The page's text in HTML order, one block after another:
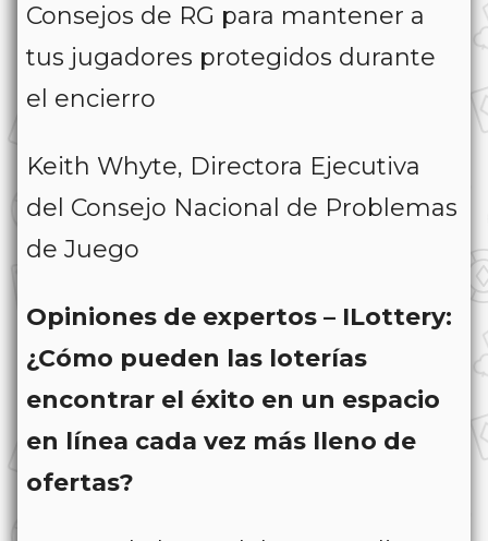
Consejos de RG para mantener a
tus jugadores protegidos durante
el encierro
Keith Whyte, Directora Ejecutiva
del Consejo Nacional de Problemas
de Juego
Opiniones de expertos – ILottery:
¿Cómo pueden las loterías
encontrar el éxito en un espacio
en línea cada vez más lleno de
ofertas?